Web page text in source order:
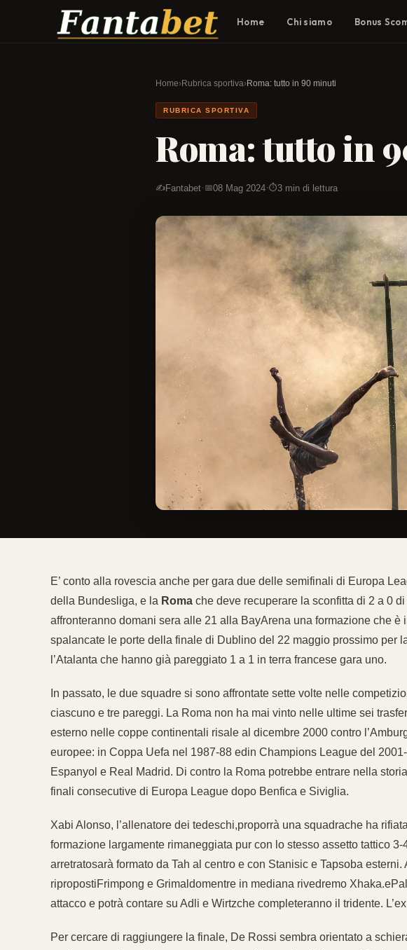
Home Chi siamo Bonus
Home›Rubrica sportiva›Roma: tutto in 90 minuti
RUBRICA SPORTIVA
Roma: tutto in
✍️Fantabet· 📅08 Mag 2024·⏱️3 min di lettura
E’ conto alla rovescia anche per gara due delle semifinali di Europa
della Bundesliga, e la Roma che deve recuperare la sconfitta di 2 a 0
affronteranno domani sera alle 21 alla BayArena una formazione che è
spalancate le porte della finale di Dublino del 22 maggio prossimo per
l’Atalanta che hanno già pareggiato 1 a 1 in terra francese gara uno.
In passato, le due squadre si sono affrontate sette volte nelle
ciascuno e tre pareggi. La Roma non ha mai vinto nelle ultime sei
esterno nelle coppe continentali risale al dicembre 2000 contro
europee: in Coppa Uefa nel 1987-88 edin Champions League del
Espanyol e Real Madrid. Di contro la Roma potrebbe entrare nella
finali consecutive di Europa League dopo Benfica e Siviglia.
Xabi Alonso, l’allenatore dei tedeschi,proporrà una squadrache ha
formazione largamente rimaneggiata pur con lo stesso assetto tattico
arretratosarà formato da Tah al centro e con Stanisic e Tapsoba
ripropostiFrimpong e Grimaldomentre in mediana rivedremo
attacco e potrà contare su Adli e Wirtzche completeranno il tridente.
Per cercare di raggiungere la finale, De Rossi sembra orientato a